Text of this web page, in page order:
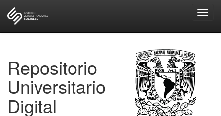
Repositorio
Universitario
Digital